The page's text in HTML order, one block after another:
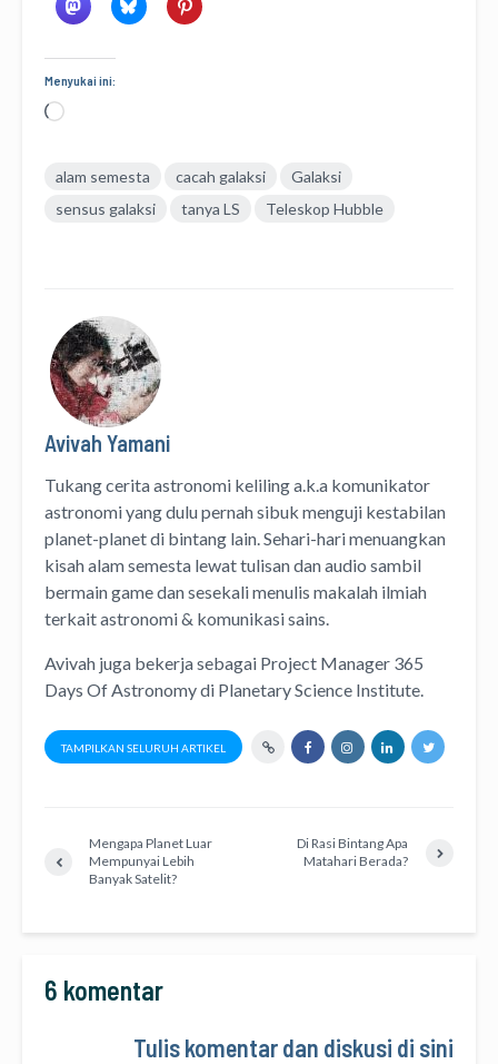
Menyukai ini:
Memuat...
alam semesta cacah galaksi
Galaksi
sensus galaksi
tanya LS Teleskop Hubble
Avivah Yamani
Tukang cerita astronomi kelilinga.k.a komunikator
astronomiyang dulu pernah sibuk menguji kestabilan
planet-planet di bintang lain. Sehari-hari menuangkan
kisah alam semesta lewattulisandanaudio sambil
bermain game dan sesekali menulis makalah ilmiah
terkait astronomi & komunikasi sains.
Avivah juga bekerja sebagai Project Manager 365
Days Of Astronomydi Planetary Science Institute.
TAMPILKAN SELURUH ARTIKEL
Mengapa Planet Luar
Mempunyai Lebih
Banyak Satelit?
Di Rasi Bintang Apa
Matahari Berada?
6 komentar
Tulis komentar dan diskusi di sini